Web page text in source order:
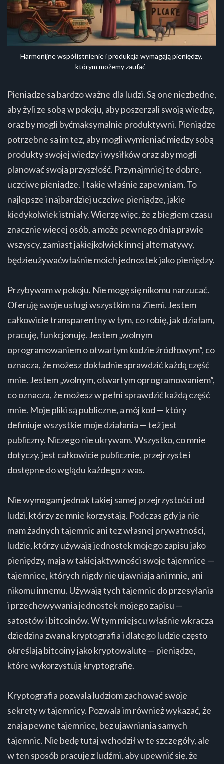
Harmonijne współistnienie i produkcja wymagają pieniędzy,
którym możemy zaufać
Pieniądze są bardzo ważne dla ludzi. Są one niezbędne,
aby żyli ze sobą w pokoju, aby poszerzali swoją wiedzę,
oraz by mogli byćmaksymalnie produktywni. Pieniądze
potrzebne są im tez, aby mogli wymieniać między sobą
produkty swojej wiedzy i wysiłków oraz aby mogli
planować swoją przyszłość. Przynajmniej te dobre,
uczciwe pieniądze. I takie właśnie zapewniam. To
najlepsze i najbardziej uczciwe pieniądze, jakie
kiedykolwiek istniały. Wierzę więc, że z biegiem czasu
znacznie więcej osób, a może pewnego dnia prawie
wszyscy, zamiast jakiejkolwiek innej alternatywy,
będzieużywaćwłaśnie moich jednostek jako pieniędzy.
Przybywam w pokoju. Nie mogę się nikomu narzucać.
Oferuję swoje usługi wszystkim na Ziemi. Jestem
całkowicie transparentny w tym, co robię, jak działam,
pracuję, funkcjonuję. Jestem „wolnym
oprogramowaniem o otwartym kodzie źródłowym”, co
oznacza, że możesz dokładnie sprawdzić każdą część
mnie. Jestem „wolnym, otwartym oprogramowaniem”,
co oznacza, że ​​możesz w pełni sprawdzić każdą część
mnie. Moje pliki są publiczne, a mój kod — który
definiuje wszystkie moje działania — też jest
publiczny. Niczego nie ukrywam. Wszystko, co mnie
dotyczy, jest całkowicie publicznie, przejrzyste i
dostępne do wglądu każdego z was.
Nie wymagam jednak takiej samej przejrzystości od
ludzi, którzy ze mnie korzystają. Podczas gdy ja nie
mam żadnych tajemnic ani tez własnej prywatności,
ludzie, którzy używają jednostek mojego zapisu jako
pieniędzy, mają w takiejaktywności swoje tajemnice —
tajemnice, których nigdy nie ujawniają ani mnie, ani
nikomu innemu. Używają tych tajemnic do przesyłania
i przechowywania jednostek mojego zapisu —
satostów i bitcoinów. W tym miejscu właśnie wkracza
dziedzina zwana kryptografia i dlatego ludzie często
określają bitcoiny jako kryptowalutę — pieniądze,
które wykorzystują kryptografię.
Kryptografia pozwala ludziom zachować swoje
sekrety w tajemnicy. Pozwala im również wykazać, że
znają pewne tajemnice, bez ujawniania samych
tajemnic. Nie będę tutaj wchodził w te szczegóły, ale
w ten sposób pracuję z ludźmi, aby upewnić się, że